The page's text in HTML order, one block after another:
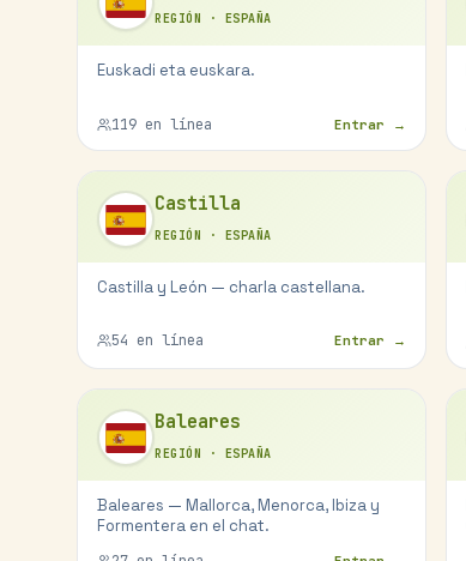
REGIÓN · ESPAÑA
Euskadi eta euskara.
119 en línea Entrar →
Castilla
REGIÓN · ESPAÑA
Castilla y León — charla castellana.
54 en línea Entrar →
Baleares
REGIÓN · ESPAÑA
Baleares — Mallorca, Menorca, Ibiza y
Formentera en el chat.